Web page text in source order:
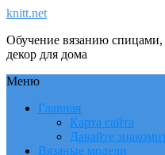
knitt.net
Обучение вязанию
декор для дома
Меню
Главная
Карта сайта
Давайте
Вязаные модели